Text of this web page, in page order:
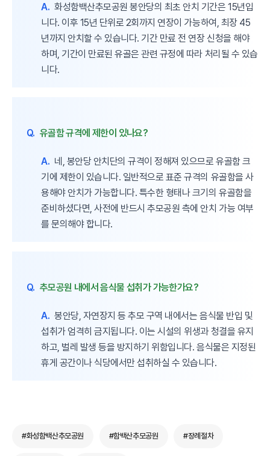
A. 화성함백산추모공원 봉안당의 최초 안치 기간은 15년입
니다. 이후 15년 단위로 2회까지 연장이 가능하여, 최장 45
년까지 안치할 수 있습니다. 기간 만료 전 연장 신청을 해야
하며, 기간이 만료된 유골은 관련 규정에 따라 처리될 수 있습
니다.
Q. 유골함 규격에 제한이 있나요?
A. 네, 봉안당 안치단의 규격이 정해져 있으므로 유골함 크
기에 제한이 있습니다. 일반적으로 표준 규격의 유골함을 사
용해야 안치가 가능합니다. 특수한 형태나 크기의 유골함을
준비하셨다면, 사전에 반드시 추모공원 측에 안치 가능 여부
를 문의해야 합니다.
Q. 추모공원 내에서 음식물 섭취가 가능한가요?
A. 봉안당, 자연장지 등 추모 구역 내에서는 음식물 반입 및
섭취가 엄격히 금지됩니다. 이는 시설의 위생과 청결을 유지
하고, 벌레 발생 등을 방지하기 위함입니다. 음식물은 지정된
휴게 공간이나 식당에서만 섭취하실 수 있습니다.
#화성함백산추모공원 #함백산추모공원 #장례절차